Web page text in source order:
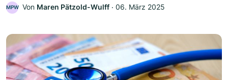
MPW Von Maren Pätzold-Wulff ‧ 06. März 2025